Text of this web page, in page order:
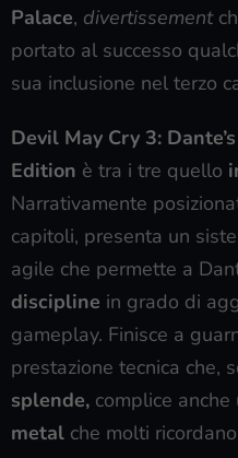
Palace, divertissement
portato al successo
sua inclusione nel terzo
Devil May Cry 3:
Edition è tra i tre quello
Narrativamente
capitoli, presenta un
agile che permette a
discipline in grado di
gameplay. Finisce a
prestazione tecnica che,
splende, complice
metal che molti